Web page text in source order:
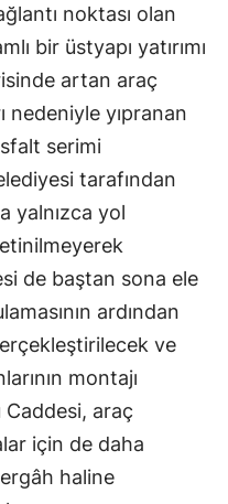
noktası olan
bir üstyapı yatırımı
artan araç
nedeniyle yıpranan
serimi
tarafından
yalnızca yol
de baştan sona ele
ardından
ve
montajı
Caddesi, araç
için de daha
haline